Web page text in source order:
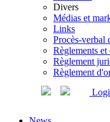
Divers
Médias et
Links
Procès-verbal
Règlements et
Règlement
Règlement